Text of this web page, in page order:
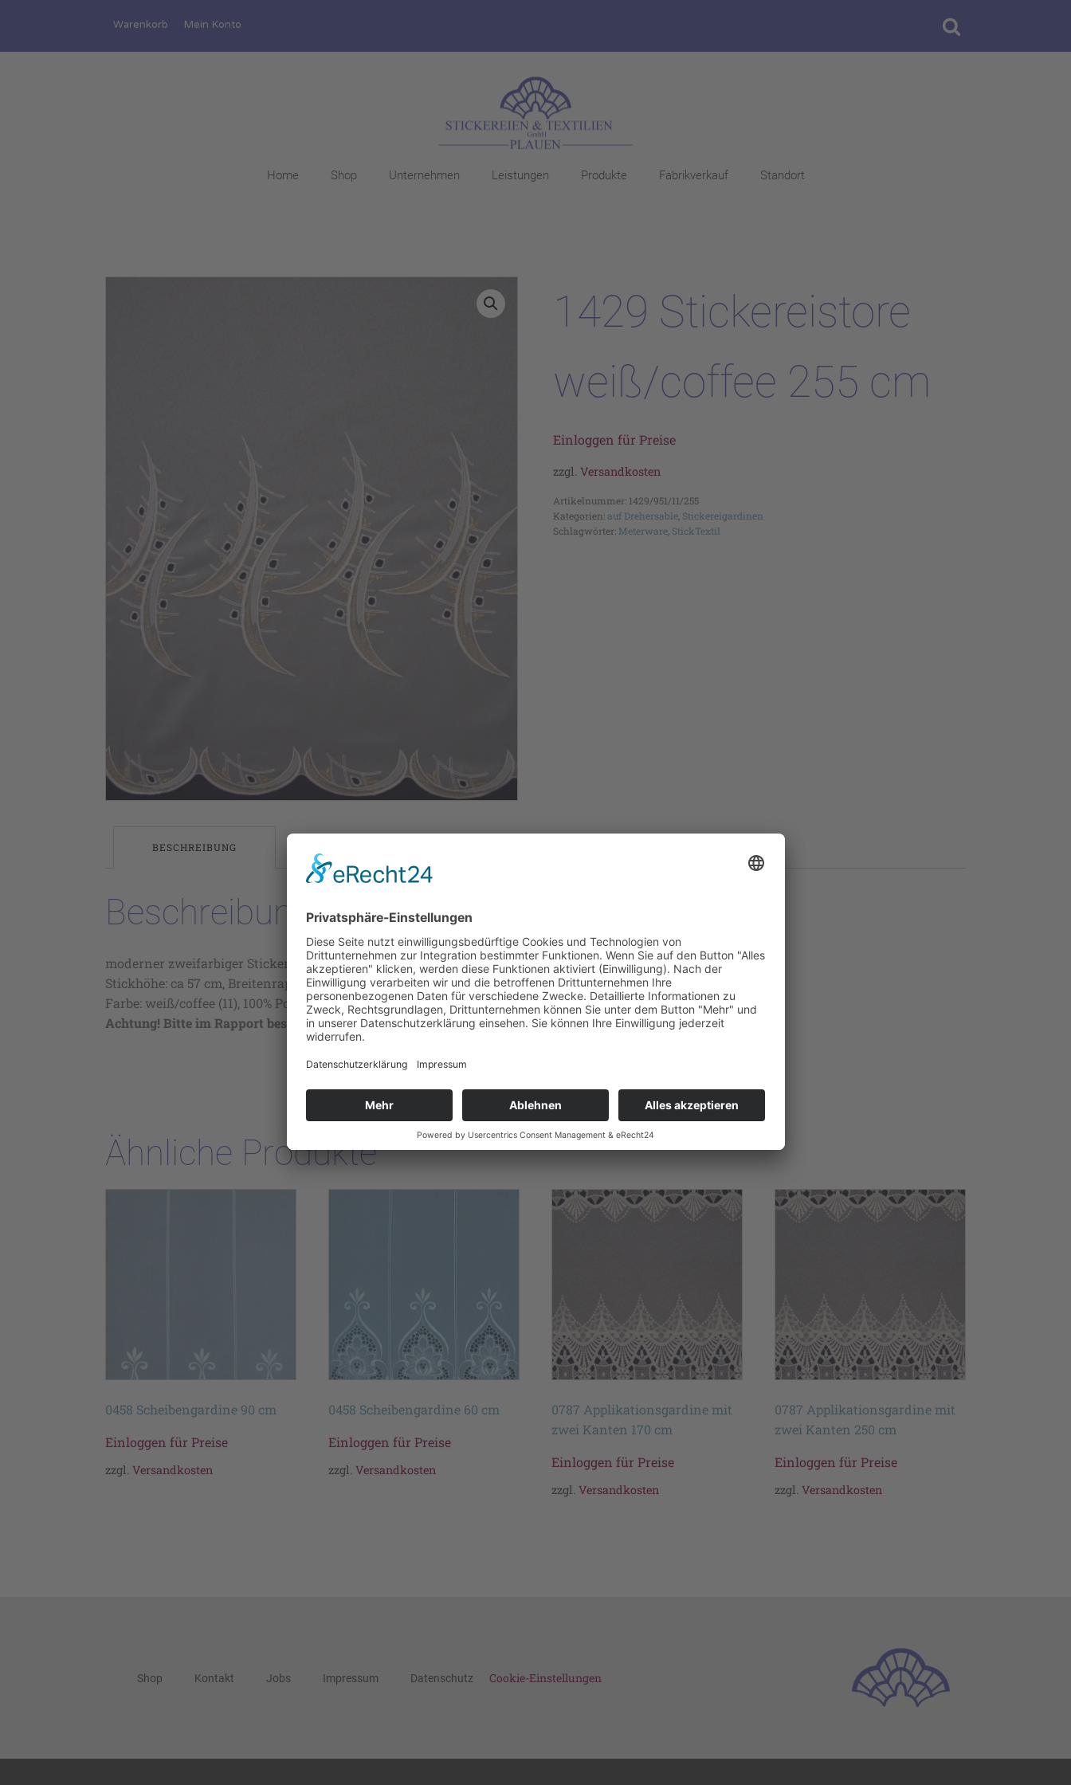
Warenkorb Mein Konto
Home Shop Unternehmen Leistungen Produkte Fabrikverkauf Standort
1429 Stickereistore
weiß/coffee 255 cm
Einloggen für Preise
zzgl. Versandkosten
Artikelnummer: 1429/951/11/255
Kategorien: auf Drehersable, Stickereigardinen
Schlagwörter: Meterware, StickTextil
BESCHREIBUNG
Beschreibung
moderner zweifarbiger Stickereistore auf Webgardine,
Stickhöhe: ca 57 cm, Breitenrapport ca 16,3 cm,
Farbe: weiß/coffee (11), 100% Polyester, 30#b0 C waschbar
Achtung! Bitte im Rapport bestellen!
Ähnliche Produkte
0458 Scheibengardine 90 cm
Einloggen für Preise
zzgl. Versandkosten
0458 Scheibengardine 60 cm
Einloggen für Preise
zzgl. Versandkosten
0787 Applikationsgardine mit
zwei Kanten 170 cm
Einloggen für Preise
zzgl. Versandkosten
0787 Applikationsgardine mit
zwei Kanten 250 cm
Einloggen für Preise
zzgl. Versandkosten
Shop Kontakt Jobs Impressum Datenschutz Cookie-Einstellungen